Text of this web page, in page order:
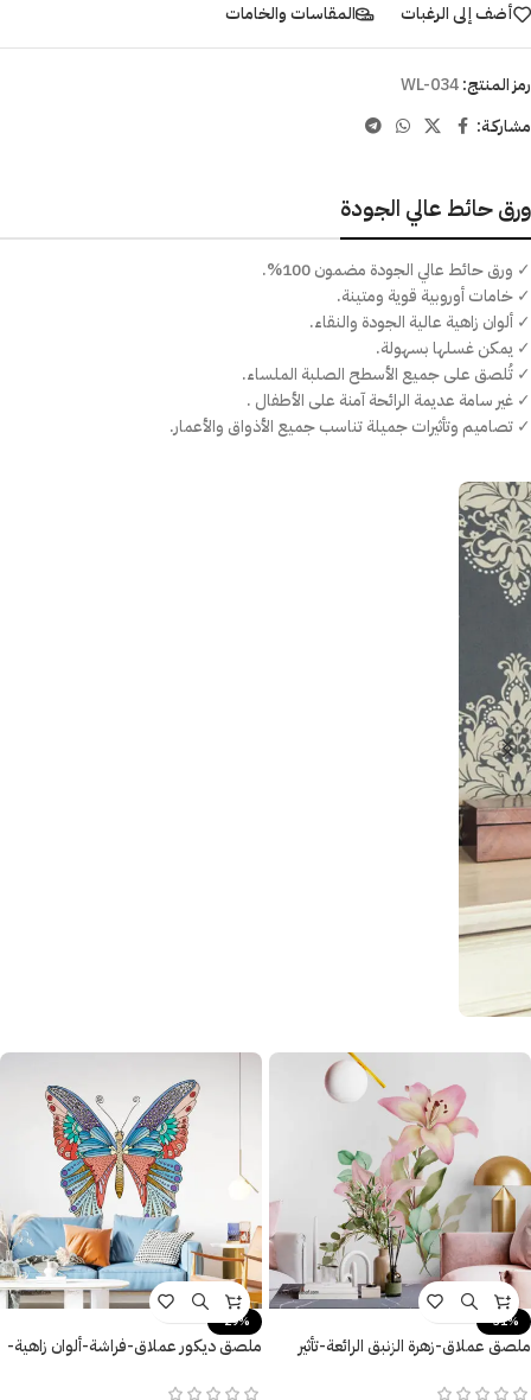
أضف إلى الرغبات المقاسات والخامات
رمز المنتج:WL-034
مشاركـة:
ورق حائط عالي الجودة
✓ ورق حائط عالي الجودة مضمون 100%.
✓ خامات أوروبية قوية ومتينة.
✓ ألوان زاهية عالية الجودة والنقاء.
✓ يمكن غسلها بسهولة.
✓ تُلصق على جميع الأسطح الصلبة الملساء.
✓ غير سامة عديمة الرائحة آمنة على الأطفال .
✓ تصاميم وتأثيرات جميلة تناسب جميع الأذواق والأعمار.
-31%
ملصق عملاق-زهرة الزنبق الرائعة-تأثير
-29%
ملصق ديكور عملاق-فراشة-ألوان زاهية-